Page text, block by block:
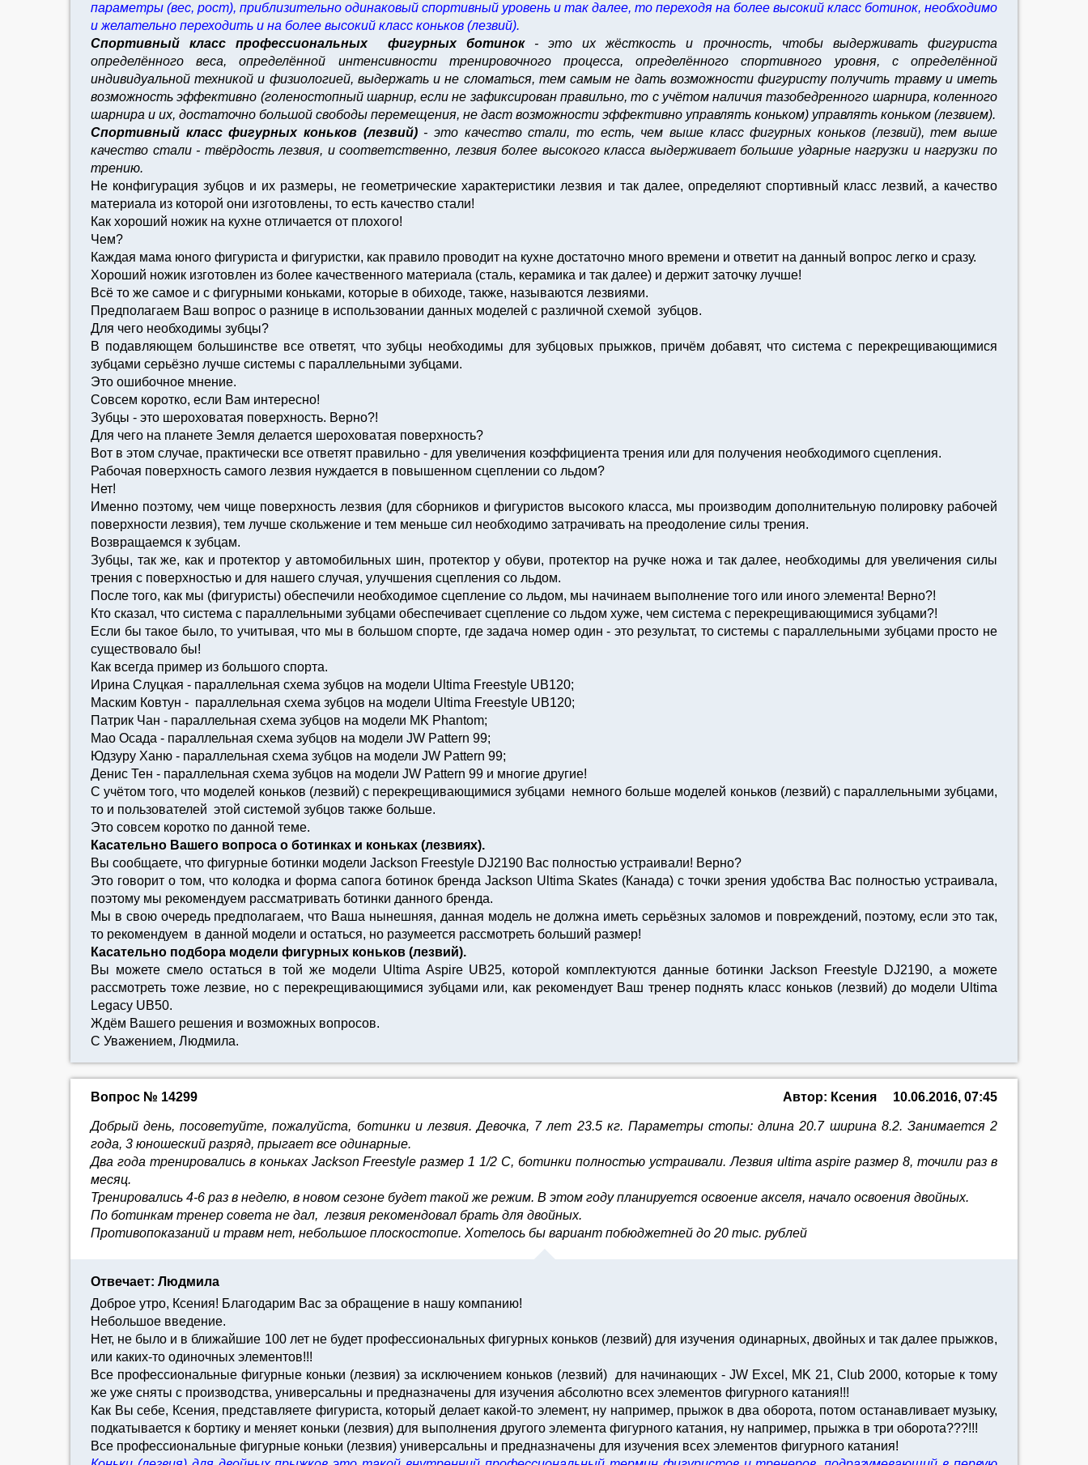
параметры (вес, рост), приблизительно одинаковый спортивный уровень и так далее, то переходя на более высокий класс ботинок, необходимо
и желательно переходить и на более высокий класс коньков (лезвий).
Спортивный класс профессиональных фигурных ботинок - это их жёсткость и прочность, чтобы выдерживать фигуриста
определённого веса, определённой интенсивности тренировочного процесса, определённого спортивного уровня, с определённой
индивидуальной техникой и физиологией, выдержать и не сломаться, тем самым не дать возможности фигуристу получить травму и иметь
возможность эффективно (голеностопный шарнир, если не зафиксирован правильно, то с учётом наличия тазобедренного шарнира, коленного
шарнира и их, достаточно большой свободы перемещения, не даст возможности эффективно управлять коньком) управлять коньком (лезвием).
Спортивный класс фигурных коньков (лезвий)- это качество стали, то есть, чем выше класс фигурных коньков (лезвий), тем выше
качество стали - твёрдость лезвия, и соответственно, лезвия более высокого класса выдерживает большие ударные нагрузки и нагрузки по
трению.
Не конфигурация зубцов и их размеры, не геометрические характеристики лезвия и так далее, определяют спортивный класс лезвий, а качество
материала из которой они изготовлены, то есть качество стали!
Как хороший ножик на кухне отличается от плохого!
Чем?
Каждая мама юного фигуриста и фигуристки, как правило проводит на кухне достаточно много времени и ответит на данный вопрос легко и сразу.
Хороший ножик изготовлен из более качественного материала (сталь, керамика и так далее) и держит заточку лучше!
Всё то же самое и с фигурными коньками, которые в обиходе, также, называются лезвиями.
Предполагаем Ваш вопрос о разнице в использовании данных моделей с различной схемой зубцов.
Для чего необходимы зубцы?
В подавляющем большинстве все ответят, что зубцы необходимы для зубцовых прыжков, причём добавят, что система с перекрещивающимися
зубцами серьёзно лучше системы с параллельными зубцами.
Это ошибочное мнение.
Совсем коротко, если Вам интересно!
Зубцы - это шероховатая поверхность. Верно?!
Для чего на планете Земля делается шероховатая поверхность?
Вот в этом случае, практически все ответят правильно - для увеличения коэффициента трения или для получения необходимого сцепления.
Рабочая поверхность самого лезвия нуждается в повышенном сцеплении со льдом?
Нет!
Именно поэтому, чем чище поверхность лезвия (для сборников и фигуристов высокого класса, мы производим дополнительную полировку рабочей
поверхности лезвия), тем лучше скольжение и тем меньше сил необходимо затрачивать на преодоление силы трения.
Возвращаемся к зубцам.
Зубцы, так же, как и протектор у автомобильных шин, протектор у обуви, протектор на ручке ножа и так далее, необходимы для увеличения силы
трения c поверхностью и для нашего случая, улучшения сцепления со льдом.
После того, как мы (фигуристы) обеспечили необходимое сцепление со льдом, мы начинаем выполнение того или иного элемента! Верно?!
Кто сказал, что система с параллельными зубцами обеспечивает сцепление со льдом хуже, чем система с перекрещивающимися зубцами?!
Если бы такое было, то учитывая, что мы в большом спорте, где задача номер один - это результат, то системы с параллельными зубцами просто не
существовало бы!
Как всегда пример из большого спорта.
Ирина Слуцкая - параллельная схема зубцов на модели Ultima Freestyle UB120;
Маским Ковтун - параллельная схема зубцов на модели Ultima Freestyle UB120;
Патрик Чан - параллельная схема зубцов на модели MK Phantom;
Мао Осада - параллельная схема зубцов на модели JW Pattern 99;
Юдзуру Ханю - параллельная схема зубцов на модели JW Pattern 99;
Денис Тен - параллельная схема зубцов на модели JW Pattern 99 и многие другие!
С учётом того, что моделей коньков (лезвий) с перекрещивающимися зубцами немного больше моделей коньков (лезвий) с параллельными зубцами,
то и пользователей этой системой зубцов также больше.
Это совсем коротко по данной теме.
Касательно Вашего вопроса о ботинках и коньках (лезвиях).
Вы сообщаете, что фигурные ботинки модели Jackson Freestyle DJ2190 Вас полностью устраивали! Верно?
Это говорит о том, что колодка и форма сапога ботинок бренда Jackson Ultima Skates (Канада) с точки зрения удобства Вас полностью устраивала,
поэтому мы рекомендуем рассматривать ботинки данного бренда.
Мы в свою очередь предполагаем, что Ваша нынешняя, данная модель не должна иметь серьёзных заломов и повреждений, поэтому, если это так,
то рекомендуем в данной модели и остаться, но разумеется рассмотреть больший размер!
Касательно подбора модели фигурных коньков (лезвий).
Вы можете смело остаться в той же модели Ultima Aspire UB25, которой комплектуются данные ботинки Jackson Freestyle DJ2190, а можете
рассмотреть тоже лезвие, но с перекрещивающимися зубцами или, как рекомендует Ваш тренер поднять класс коньков (лезвий) до модели Ultima
Legacy UB50.
Ждём Вашего решения и возможных вопросов.
С Уважением, Людмила.
Вопрос № 14299 Автор: Ксения 10.06.2016, 07:45
Добрый день, посоветуйте, пожалуйста, ботинки и лезвия. Девочка, 7 лет 23.5 кг. Параметры стопы: длина 20.7 ширина 8.2. Занимается 2
года, 3 юношеский разряд, прыгает все одинарные.
Два года тренировались в коньках Jackson Freestyle размер 1 1/2 С, ботинки полностью устраивали. Лезвия ultima aspire размер 8, точили раз в
месяц.
Тренировались 4-6 раз в неделю, в новом сезоне будет такой же режим. В этом году планируется освоение акселя, начало освоения двойных.
По ботинкам тренер совета не дал, лезвия рекомендовал брать для двойных.
Противопоказаний и травм нет, небольшое плоскостопие. Хотелось бы вариант побюджетней до 20 тыс. рублей
Отвечает: Людмила
Доброе утро, Ксения! Благодарим Вас за обращение в нашу компанию!
Небольшое введение.
Нет, не было и в ближайшие 100 лет не будет профессиональных фигурных коньков (лезвий) для изучения одинарных, двойных и так далее прыжков,
или каких-то одиночных элементов!!!
Все профессиональные фигурные коньки (лезвия) за исключением коньков (лезвий) для начинающих - JW Excel, MK 21, Club 2000, которые к тому
же уже сняты с производства, универсальны и предназначены для изучения абсолютно всех элементов фигурного катания!!!
Как Вы себе, Ксения, представляете фигуриста, который делает какой-то элемент, ну например, прыжок в два оборота, потом останавливает музыку,
подкатывается к бортику и меняет коньки (лезвия) для выполнения другого элемента фигурного катания, ну например, прыжка в три оборота???!!!
Все профессиональные фигурные коньки (лезвия) универсальны и предназначены для изучения всех элементов фигурного катания!